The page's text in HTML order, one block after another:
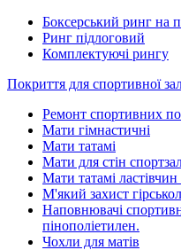
Боксерський ринг на
Ринг підлоговий
Комплектуючі рингу
Покриття для спортивної
Ремонт спортивних
Мати гімнастичні
Мати татамі
Мати для стін
Мати татамі
М'який захист
Наповнювачі
пінополіетилен.
Чохли для матів